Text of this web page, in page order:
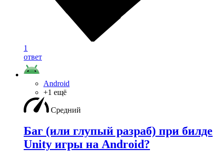
1
ответ
Android
+1 ещё
Средний
Баг (или глупый разраб) при билде
Unity игры на Android?